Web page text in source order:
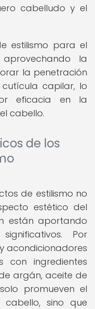
cabelludo y el
estilismo para el
la
la penetración
capilar, lo
eficacia en la
cabello.
de los
de estilismo no
estético del
están aportando
Por
acondicionadores
con ingredientes
argán, aceite de
promueven el
sino que